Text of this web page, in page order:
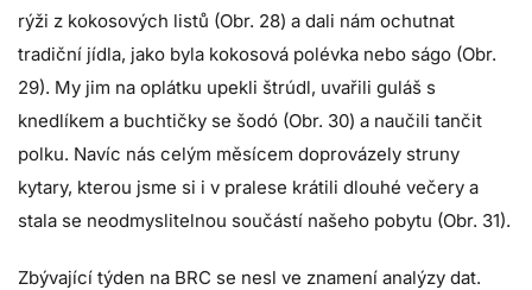
rýži z kokosových listů (Obr. 28) a dali nám ochutnat
tradiční jídla, jako byla kokosová polévka nebo ságo (Obr.
29). My jim na oplátku upekli štrúdl, uvařili guláš s
knedlíkem a buchtičky se šodó (Obr. 30) a naučili tančit
polku. Navíc nás celým měsícem doprovázely struny
kytary, kterou jsme si i v pralese krátili dlouhé večery a
stala se neodmyslitelnou součástí našeho pobytu (Obr. 31).
Zbývající týden na BRC se nesl ve znamení analýzy dat.